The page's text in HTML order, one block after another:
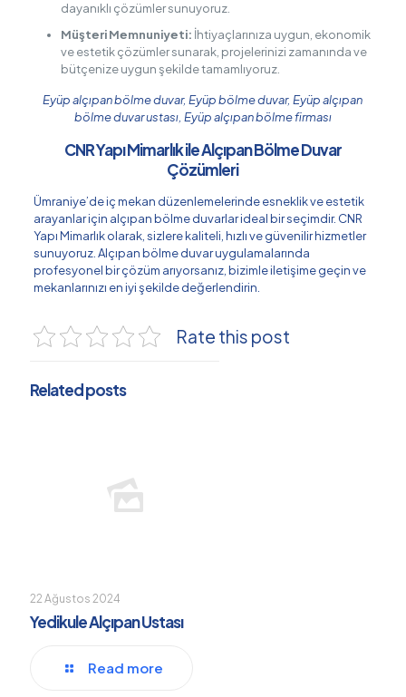
dayanıklı çözümler sunuyoruz.
Müşteri Memnuniyeti: İhtiyaçlarınıza uygun, ekonomik
ve estetik çözümler sunarak, projelerinizi zamanında ve
bütçenize uygun şekilde tamamlıyoruz.
Eyüp alçıpan bölme duvar, Eyüp bölme duvar, Eyüp alçıpan
bölme duvar ustası, Eyüp alçıpan bölme firması
CNR Yapı Mimarlık ile Alçıpan Bölme Duvar
Çözümleri
Ümraniye’de iç mekan düzenlemelerinde esneklik ve estetik
arayanlar için alçıpan bölme duvarlar ideal bir seçimdir. CNR
Yapı Mimarlık olarak, sizlere kaliteli, hızlı ve güvenilir hizmetler
sunuyoruz. Alçıpan bölme duvar uygulamalarında
profesyonel bir çözüm arıyorsanız, bizimle iletişime geçin ve
mekanlarınızı en iyi şekilde değerlendirin.
Rate this post
Related posts
22 Ağustos 2024
Yedikule Alçıpan Ustası
Read more